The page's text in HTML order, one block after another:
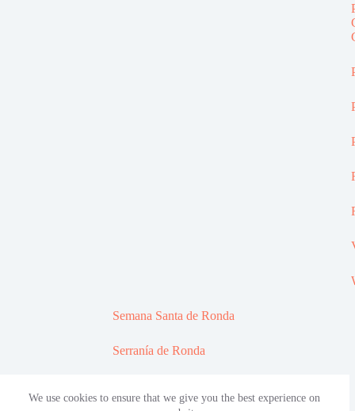
We use cookies to ensure that we give you the best experience on
Semana Santa de Ronda
Serranía de Ronda